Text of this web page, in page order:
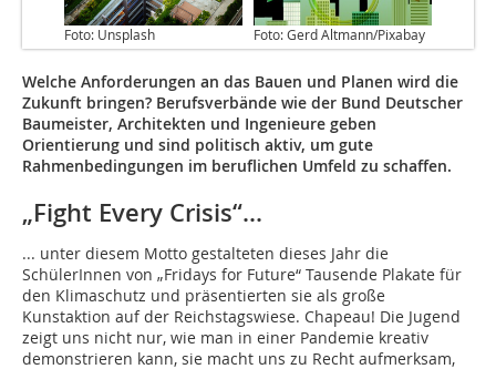
Foto: Unsplash Foto: Gerd Altmann/Pixabay
Welche Anforderungen an das Bauen und Planen wird die
Zukunft bringen? Berufsverbände wie der Bund Deutscher
Baumeister, Architekten und Ingenieure geben
Orientierung und sind politisch aktiv, um gute
Rahmenbedingungen im beruflichen Umfeld zu schaffen.
„Fight Every Crisis“...
... unter diesem Motto gestalteten dieses Jahr die
SchülerInnen von „Fridays for Future“ Tausende Plakate für
den Klimaschutz und präsentierten sie als große
Kunstaktion auf der Reichstagswiese. Chapeau! Die Jugend
zeigt uns nicht nur, wie man in einer Pandemie kreativ
demonstrieren kann, sie macht uns zu Recht aufmerksam,